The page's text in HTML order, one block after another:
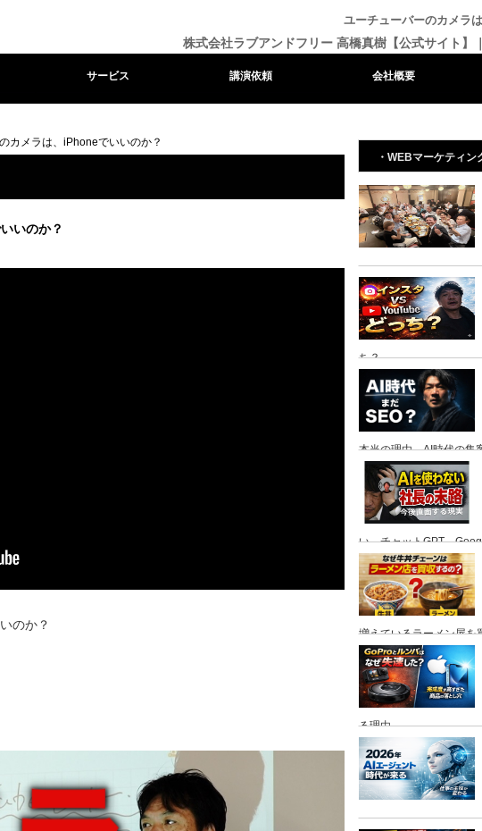
ユーチューバーのカメラ
株式会社ラブアンドフリー 高橋真樹【公式サイト】｜
サービス 講演依頼 会社概要
カメラは、iPhoneでいいのか？
いのか？
のか？
・WEBマーケティン
ち？
本当の理由、AI時代の集
い。チャットGPT、
増えているラーメン屋を
る理由